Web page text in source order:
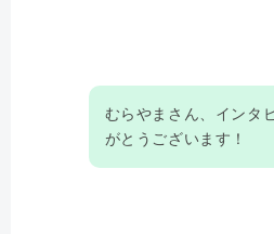
むらやまさん、インタ
がとうございます！